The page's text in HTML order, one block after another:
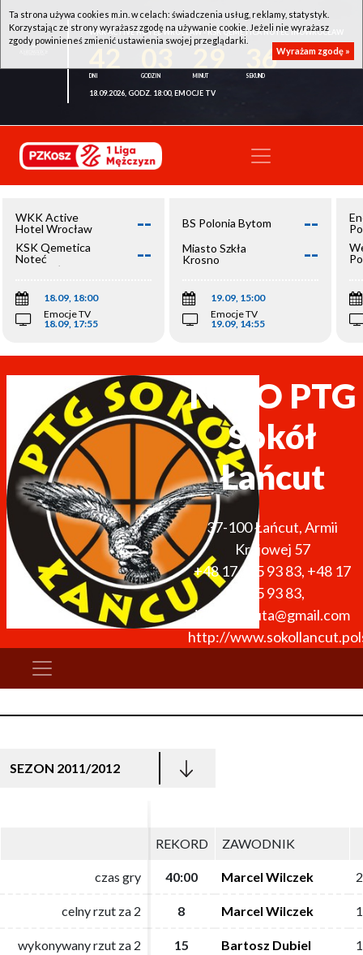
WKK ACTIVE HOTEL WROCŁAW - KSK QEMETICA NOTEĆ INOWROCŁAW
36
18.09.2026, GODZ. 18:00, EMOCJE TV
WKK Active
Hotel Wrocław
--
KSK Qemetica
Noteć
Inowrocław
--
18.09, 18:00
Emocje TV
18.09, 17:55
BS Polonia Bytom --
Miasto Szkła
Krosno
--
19.09, 15:00
Emocje TV
19.09, 14:55
NETO PTG
Sokół
Łańcut
37-100Łańcut,Armii
Krajowej 57
+48 17 225 93 83, +48 17
225 93 83,
jerzykoszuta@gmail.com
http://
SEZON 2011/2012
REKORD ZAWODNIK
czas gry 40:00 Marcel Wilczek
celny rzut za 2 8 Marcel Wilczek
wykonywany rzut za 2 15 Bartosz Dubiel
REKORD ZAWODNIK
czas gry 40:00 Marcel Wilczek
celny rzut za 2 8 Marcel Wilczek
wykonywany rzut za 2 15 Bartosz Dubiel
Ta strona używa cookies m.in. w celach: świadczenia usług, reklamy, statystyk.
Korzystając ze strony wyrażasz zgodę na używanie cookie. Jeżeli nie wyrażasz
zgody powinieneś zmienić ustawienia swojej przeglądarki.
Wyrażam zgodę »